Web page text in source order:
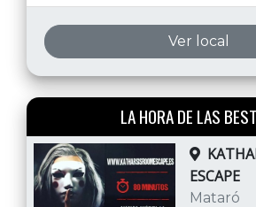
Ver local
LA HORA DE LAS
ESCAPE
Mataró